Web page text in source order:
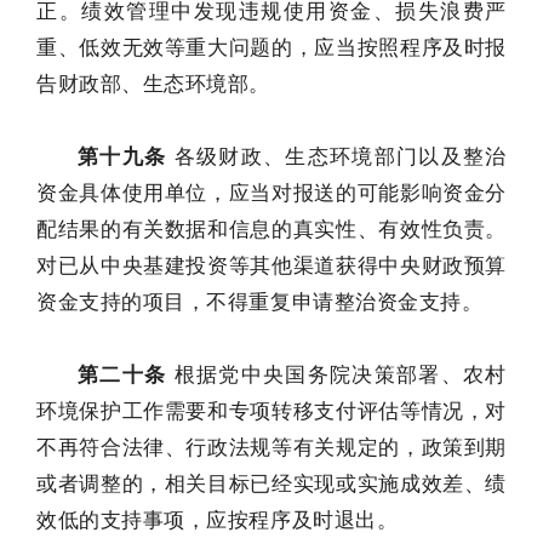
正。绩效管理中发现违规使用资金、损失浪费严
重、低效无效等重大问题的，应当按照程序及时报
告财政部、生态环境部。
第十九条 各级财政、生态环境部门以及整治
资金具体使用单位，应当对报送的可能影响资金分
配结果的有关数据和信息的真实性、有效性负责。
对已从中央基建投资等其他渠道获得中央财政预算
资金支持的项目，不得重复申请整治资金支持。
第二十条 根据党中央国务院决策部署、农村
环境保护工作需要和专项转移支付评估等情况，对
不再符合法律、行政法规等有关规定的，政策到期
或者调整的，相关目标已经实现或实施成效差、绩
效低的支持事项，应按程序及时退出。